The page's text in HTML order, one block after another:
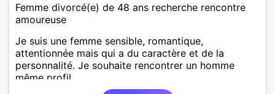
Femme divorcé(e) de 48 ans recherche rencontre
amoureuse
Je suis une femme sensible, romantique,
attentionnée mais qui a du caractère et de la
personnalité. Je souhaite rencontrer un homme
même profil.